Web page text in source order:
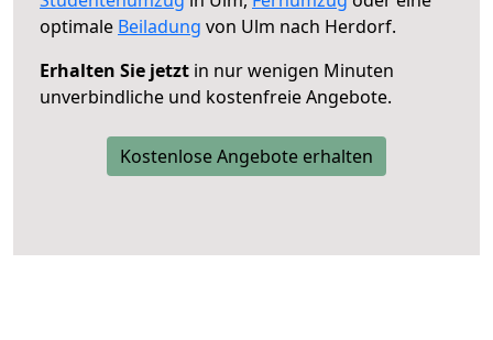
optimale Beiladung von Ulm nach Herdorf.
Erhalten Sie jetzt in nur wenigen Minuten
unverbindliche und kostenfreie Angebote.
Kostenlose Angebote erhalten